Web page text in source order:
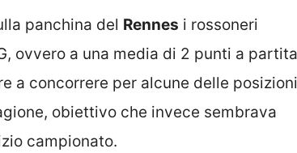
panchina del Rennes i rossoneri
ovvero a una media di 2 punti a
a concorrere per alcune delle posizioni
obiettivo che invece sembrava
campionato.